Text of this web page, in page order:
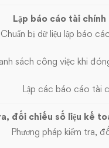
Lập báo cáo tài chính
Chuẩn bị dữ liệu lập báo
sách công việc khi
Lập các báo cáo tài
đối chiếu số liệu kế
Phương pháp kiểm tra,